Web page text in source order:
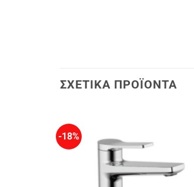
ΣΧΕΤΙΚΆ ΠΡΟΪΌΝΤΑ
-18%